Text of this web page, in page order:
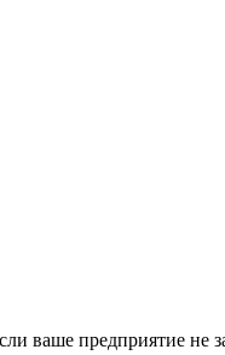
ваше предприятие не